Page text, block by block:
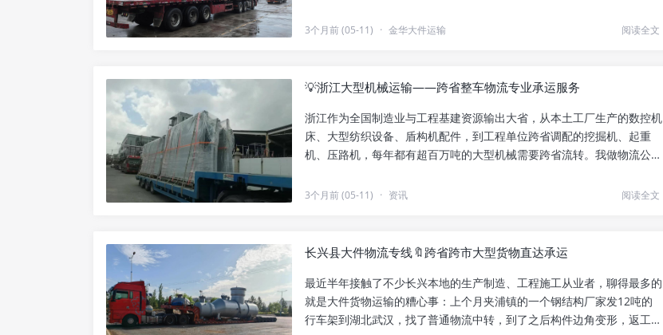
3个月前 (05-11) · 金华大件运输 阅读全文
💡浙江大型机械运输——跨省整车物流专业承运服务
浙江作为全国制造业与工程基建资源输出大省，从本土工厂生产的数控机
床、大型纺织设备、盾构机配件，到工程单位跨省调配的挖掘机、起重
机、压路机，每年都有超百万吨的大型机械需要跨省流转。我做物流公司
3个月前 (05-11) · 资讯 阅读全文
长兴县大件物流专线🔖跨省跨市大型货物直达承运
最近半年接触了不少长兴本地的生产制造、工程施工从业者，聊得最多的
就是大件货物运输的糟心事：上个月夹浦镇的一个钢结构厂家发12吨的
行车架到湖北武汉，找了普通物流中转，到了之后构件边角变形，返工花